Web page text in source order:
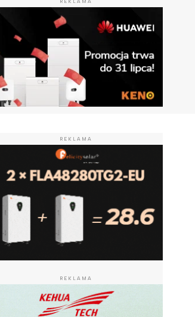
REKLAMA
REKLAMA
REKLAMA